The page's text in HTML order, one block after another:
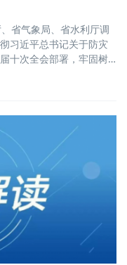
省气象局、省水利厅调
习近平总书记关于防灾
十次全会部署，牢固树
思维，突出预防为主...